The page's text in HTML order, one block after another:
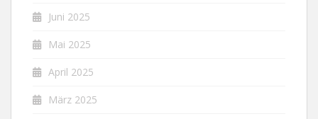
Juni 2025
Mai 2025
April 2025
März 2025